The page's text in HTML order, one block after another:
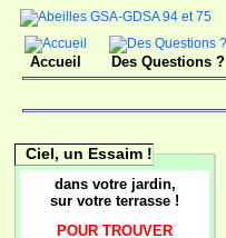
Accueil Des Questions ?
Ciel, un Essaim !
dans votre jardin,
sur votre terrasse !
POUR TROUVER